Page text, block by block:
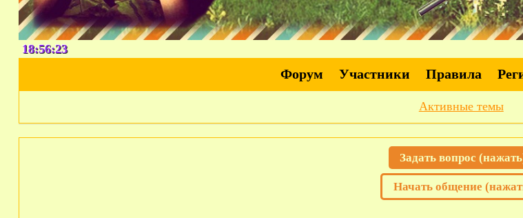
18:56:24
Форум Участники Правила
Активные темы
Задать вопрос
Начать общение